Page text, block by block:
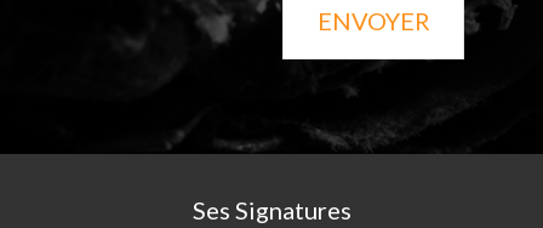
ENVOYER
Ses Signatures